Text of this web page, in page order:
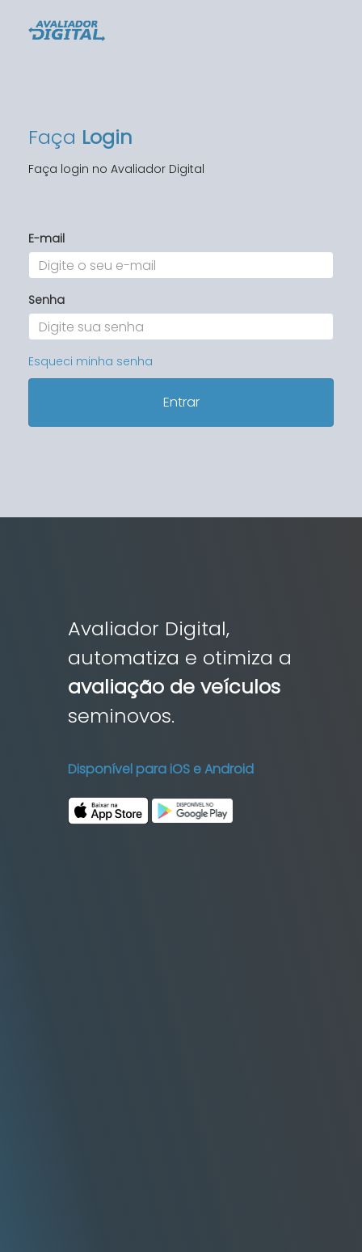
Faça Login
Faça login no Avaliador Digital
E-mail
Senha
Esqueci minha senha
Entrar
Avaliador Digital,
automatiza e otimiza a
avaliação de veículos
seminovos.
Disponível para iOS e Android